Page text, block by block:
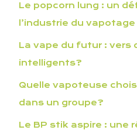
Le popcorn lung : un
l’industrie du vapotage
La vape du futur : vers
intelligents?
Quelle vapoteuse
dans un groupe?
Le BP stik aspire : une